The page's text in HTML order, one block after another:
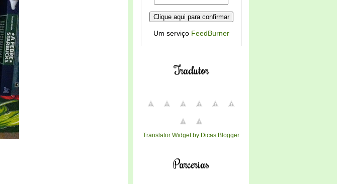
Um serviço FeedBurner
Tradutor
Translator Widget by Dicas Blogger
Parcerias